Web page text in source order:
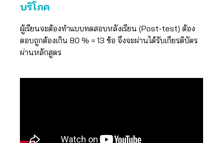
บริโภค
ผู้เรียนจะต้องทำแบบทดสอบหลังเรียน (Post-test) ต้อง
ตอบถูกต้องเกิน 80 % = 13 ข้อ จึงจะผ่านได้รับเกียรติบัตร
ผ่านหลักสูตร